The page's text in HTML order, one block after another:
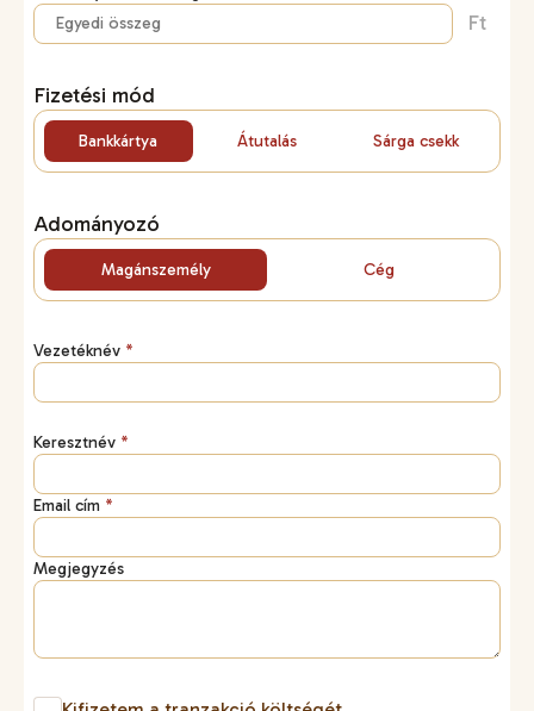
Ft
Fizetési mód
Bankkártya Átutalás Sárga csekk
Adományozó
Magánszemély Cég
Vezetéknév *
Keresztnév *
Email cím *
Megjegyzés